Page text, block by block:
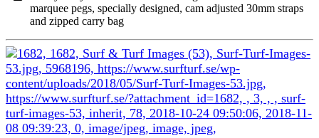
marquee pegs, specially designed, cam adjusted 30mm straps
and zipped carry bag